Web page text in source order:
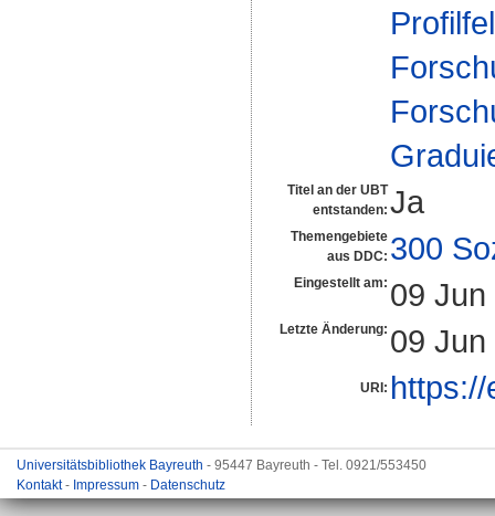
Titel an der UBT
entstanden: Ja
Themengebiete
aus DDC: 300
Eingestellt am: 09
Letzte Änderung: 09
URI:
Universitätsbibliothek Bayreuth - 95447 Bayreuth - Tel. 0921/553450
Kontakt- Impressum - Datenschutz